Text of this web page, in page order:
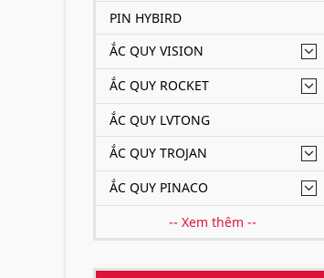
PIN HYBIRD
ẮC QUY VISION
ẮC QUY ROCKET
ẮC QUY LVTONG
ẮC QUY TROJAN
ẮC QUY PINACO
-- Xem thêm --